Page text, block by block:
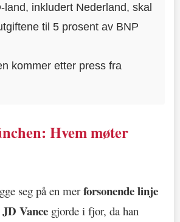
land, inkludert Nederland, skal
til 5 prosent av BNP
kommer etter press fra
Hvem møter
seg på en merforsonende linje
JD Vance gjorde i fjor, da han